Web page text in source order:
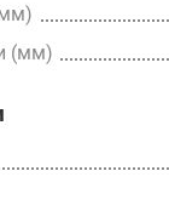
(мм)